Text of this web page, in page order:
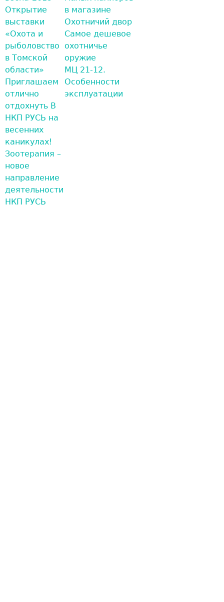
Открытие
выставки
«Охота и
рыболовство
в Томской
области»
Приглашаем
отлично
отдохнуть В
НКП РУСЬ на
весенних
каникулах!
Зоотерапия –
новое
направление
деятельности
НКП РУСЬ
в магазине
Охотничий двор
Самое дешевое
охотничье
оружие
МЦ 21-12.
Особенности
эксплуатации